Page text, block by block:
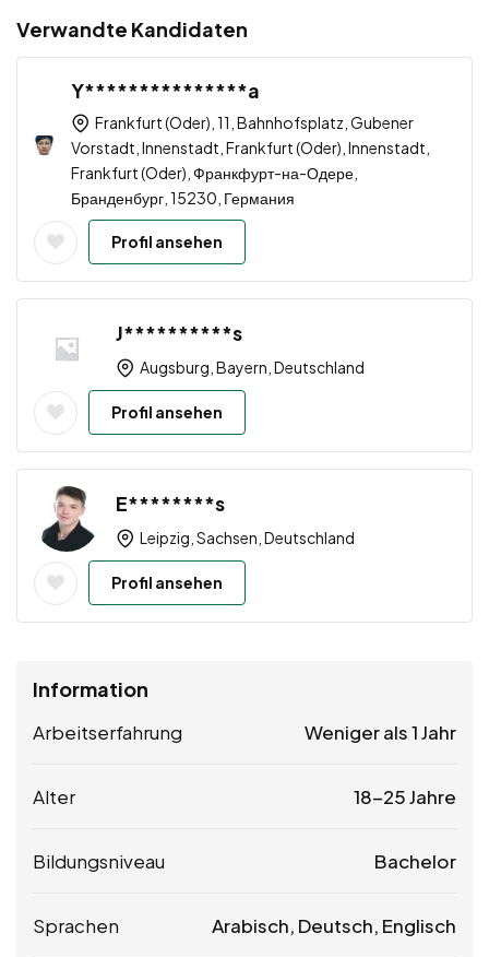
Verwandte Kandidaten
Y***************a
Frankfurt (Oder), 11, Bahnhofsplatz, Gubener
Vorstadt, Innenstadt, Frankfurt (Oder), Innenstadt,
Frankfurt (Oder), Франкфурт-на-Одере,
Бранденбург, 15230, Германия
Profil ansehen
J**********s
Augsburg, Bayern, Deutschland
Profil ansehen
E********s
Leipzig, Sachsen, Deutschland
Profil ansehen
Information
Arbeitserfahrung Weniger als 1 Jahr
Alter 18-25 Jahre
Bildungsniveau Bachelor
Sprachen Arabisch, Deutsch, Englisch